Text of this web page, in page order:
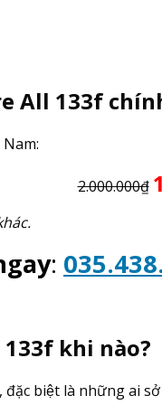
All 133f
2.000.000₫
:
khi nào?
biệt là những ai